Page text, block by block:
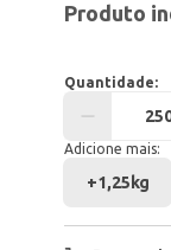
Produto
Quantidade:
Adicione mais:
+1,25kg